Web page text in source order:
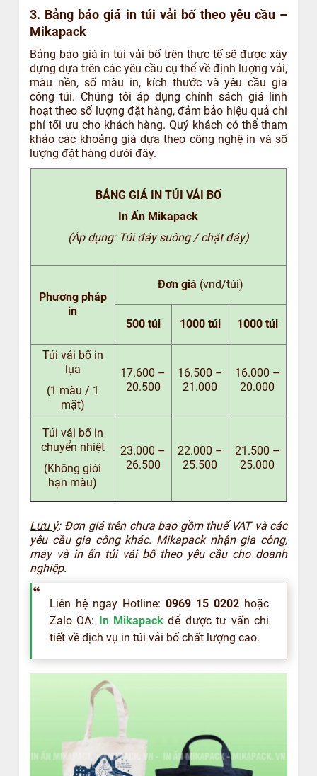
3. Bảng báo giá in túi vải bố theo yêu cầu –
Mikapack
Bảng báo giá in túi vải bố trên thực tế sẽ được xây
dựng dựa trên các yêu cầu cụ thể về định lượng vải,
màu nền, số màu in, kích thước và yêu cầu gia
công túi. Chúng tôi áp dụng chính sách giá linh
hoạt theo số lượng đặt hàng, đảm bảo hiệu quả chi
phí tối ưu cho khách hàng. Quý khách có thể tham
khảo các khoảng giá dựa theo công nghệ in và số
lượng đặt hàng dưới đây.
BẢNG GIÁ IN TÚI VẢI BỐ
In Ấn Mikapack
(Áp dụng: Túi đáy suông / chặt đáy)
Phương pháp
in
Đơn giá (vnd/túi)
500 túi 1000 túi 1000 túi
Túi vải bố in
lụa
(1 màu / 1
mặt)
17.600 –
20.500
16.500 –
21.000
16.000 –
20.000
Túi vải bố in
chuyển nhiệt
(Không giới
hạn màu)
23.000 –
26.500
22.000 –
25.500
21.500 –
25.000
Lưu ý: Đơn giá trên chưa bao gồm thuế VAT và các
yêu cầu gia công khác. Mikapack nhận gia công,
may và in ấn túi vải bố theo yêu cầu cho doanh
nghiệp.
Liên hệ ngay Hotline:0969 15 0202 hoặc
Zalo OA: In Mikapack để được tư vấn chi
tiết về dịch vụ in túi vải bố chất lượng cao.